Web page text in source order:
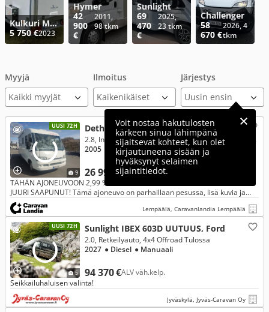
Kulkuri Muu
5 750 €2023
Hymer
42
900
€
2011,
98 tkm
Sunlight
69
470
€
2025,
23 tkm
Challenger
58
670 €
2026, 4
tkm
Myyjä
Kaikki myyjät
Ilmoitus Järjestys
Voit nostaa hakutulosten
kärkeen sinua lähimpänä
sijaitsevat kohteet, kun olet
kirjautuneena sisään ja
hyväksynyt selaimen
sijaintitiedot.
UUSI 72H
9
Dethleffs Globetrotter I 6501, Fiat
26 990 €
2.8, Integroitu, 2.8 JTD 128hv ** ALDE, LASKUVUODE, ILMASTOINTI **
2005
● Diesel ● Manuaali ● 157 000 km
TÄHÄN AJONEUVOON 2,99 % RAHOITUSKORKO + 3KK LYHENNYSVAPAA -
JUURI SAAPUNUT! Tämä ajoneuvo on parhaillaan pesussa, lisä kuvia ja
tietoja on tulossa pian!
Lempäälä, Caravanlandia Lempäälä
UUSI 72H
5
Sunlight IBEX 603D UUTUUS, Ford
94 370 €ALV väh.kelp.
2.0, Retkeilyauto, 4x4 Offroad Tulossa
2027 ● Diesel ● Manuaali
Seikkailuhaluisen valinta!
Jyväskylä, Jyväs-Caravan Oy